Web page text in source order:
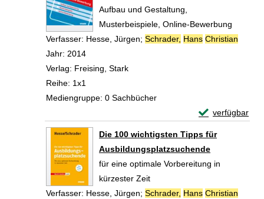
Aufbau und Gestaltung,
Musterbeispiele, Online-Bewerbung
Verfasser: Hesse, Jürgen; Schrader, Hans Christian
Jahr: 2014
Verlag: Freising, Stark
Reihe: 1x1
Mediengruppe: 0 Sachbücher
verfügbar
Exemplar-
Die 100 wichtigsten Tipps für
Ausbildungsplatzsuchende
für eine optimale Vorbereitung in
kürzester Zeit
Verfasser: Hesse, Jürgen; Schrader, Hans Christian